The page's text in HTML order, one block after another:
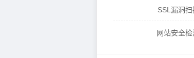
SSL漏洞扫
网站安全检